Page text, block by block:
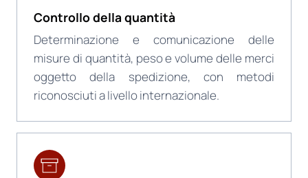
Controllo della quantità
Determinazione e comunicazione delle
misure di quantità, peso e volume delle merci
oggetto della spedizione, con metodi
riconosciuti a livello internazionale.